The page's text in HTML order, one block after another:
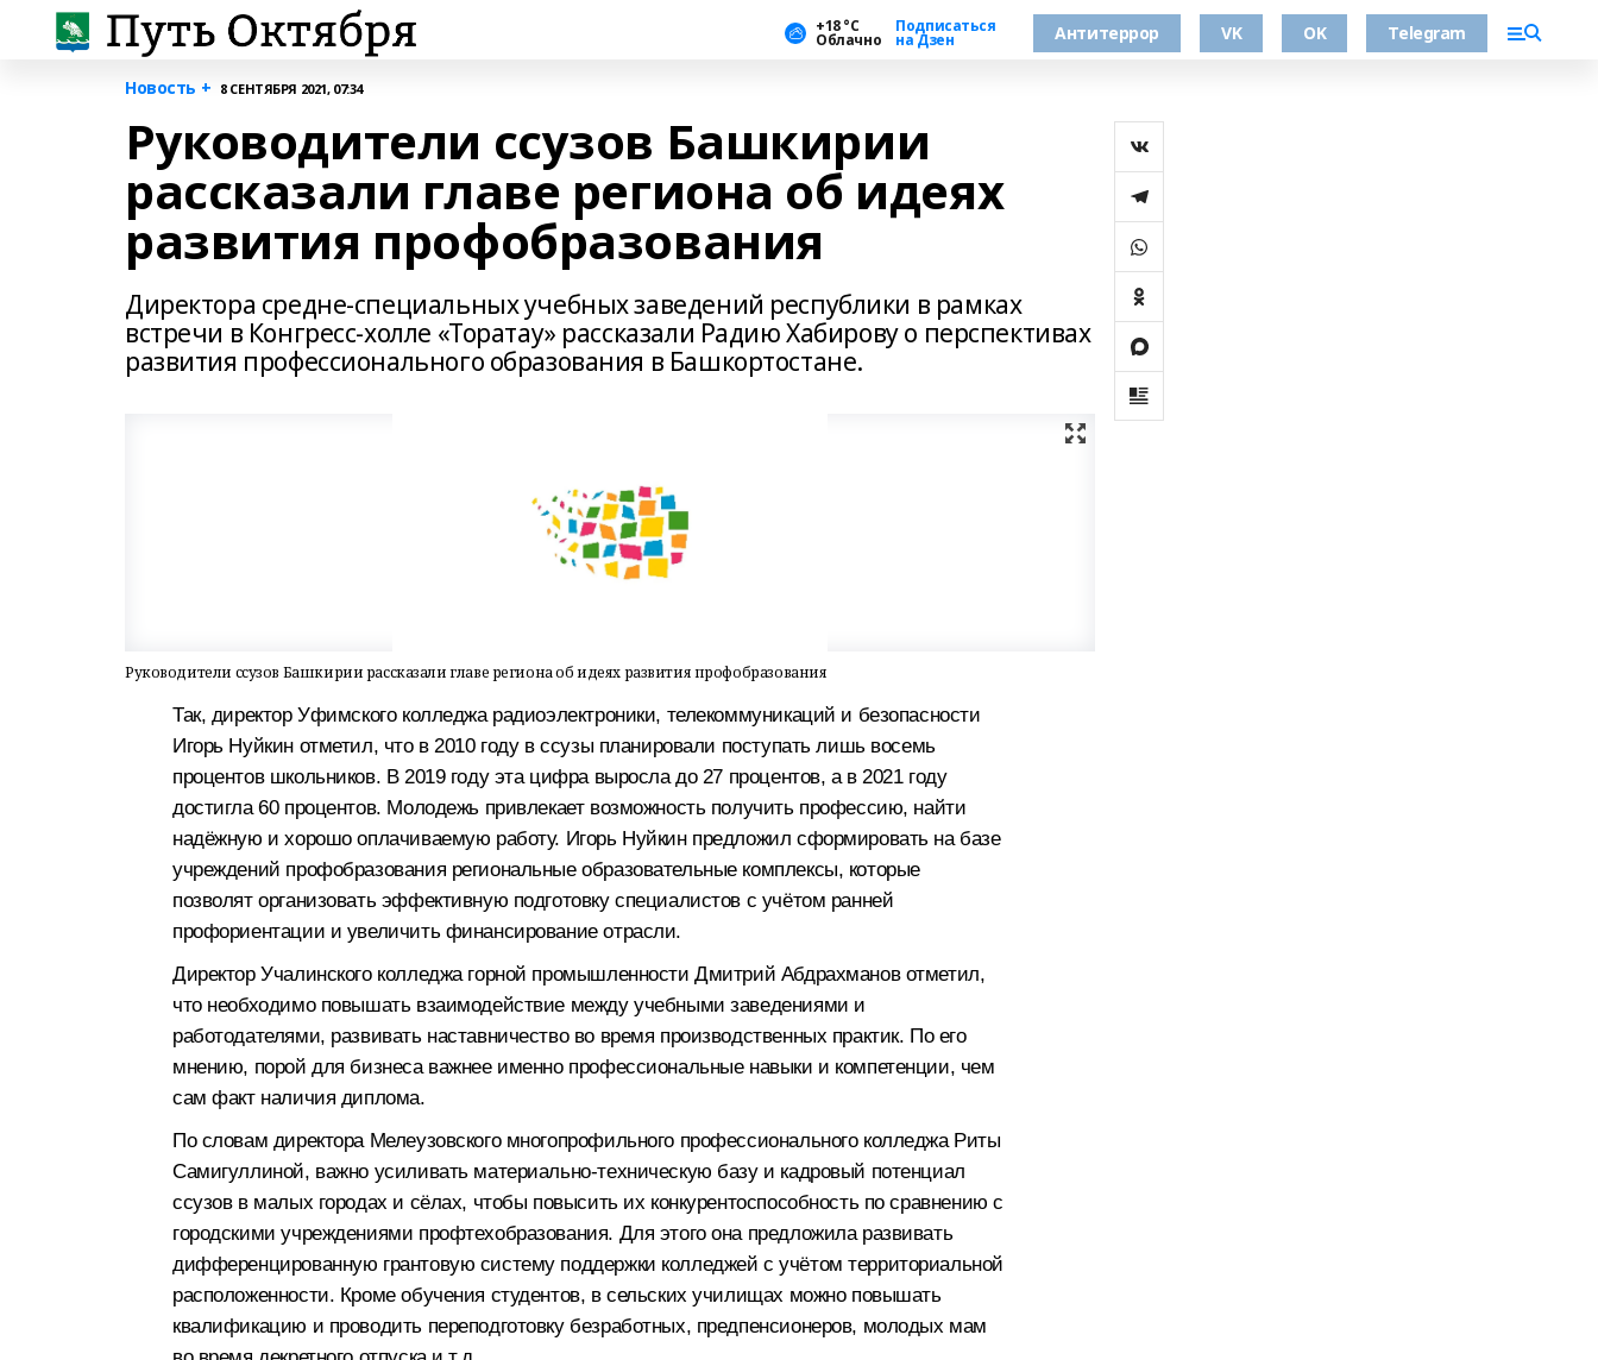
+18 °С
Облачно
Подписаться
на Дзен Антитеррор VK OK Telegram
Новость + 8 СЕНТЯБРЯ 2021, 07:34
Руководители ссузов Башкирии
рассказали главе региона об идеях
развития профобразования
Директора средне-специальных учебных заведений республики в рамках
встречи в Конгресс-холле «Торатау» рассказали Радию Хабирову о перспективах
развития профессионального образования в Башкортостане.
Руководители ссузов Башкирии рассказали главе региона об идеях развития профобразования
Так, директор Уфимского колледжа радиоэлектроники, телекоммуникаций и безопасности
Игорь Нуйкин отметил, что в 2010 году в ссузы планировали поступать лишь восемь
процентов школьников. В 2019 году эта цифра выросла до 27 процентов, а в 2021 году
достигла 60 процентов. Молодежь привлекает возможность получить профессию, найти
надёжную и хорошо оплачиваемую работу. Игорь Нуйкин предложил сформировать на базе
учреждений профобразования региональные образовательные комплексы, которые
позволят организовать эффективную подготовку специалистов с учётом ранней
профориентации и увеличить финансирование отрасли.
Директор Учалинского колледжа горной промышленности Дмитрий Абдрахманов отметил,
что необходимо повышать взаимодействие между учебными заведениями и
работодателями, развивать наставничество во время производственных практик. По его
мнению, порой для бизнеса важнее именно профессиональные навыки и компетенции, чем
сам факт наличия диплома.
По словам директора Мелеузовского многопрофильного профессионального колледжа Риты
Самигуллиной, важно усиливать материально-техническую базу и кадровый потенциал
ссузов в малых городах и сёлах, чтобы повысить их конкурентоспособность по сравнению с
городскими учреждениями профтехобразования. Для этого она предложила развивать
дифференцированную грантовую систему поддержки колледжей с учётом территориальной
расположенности. Кроме обучения студентов, в сельских училищах можно повышать
квалификацию и проводить переподготовку безработных, предпенсионеров, молодых мам